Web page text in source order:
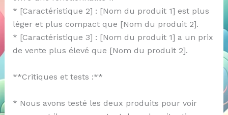
* [Caractéristique 2] : [Nom du produit 1] est plus
léger et plus compact que [Nom du produit 2].
* [Caractéristique 3] : [Nom du produit 1] a un prix
de vente plus élevé que [Nom du produit 2].
**Critiques et tests :**
* Nous avons testé les deux produits pour voir